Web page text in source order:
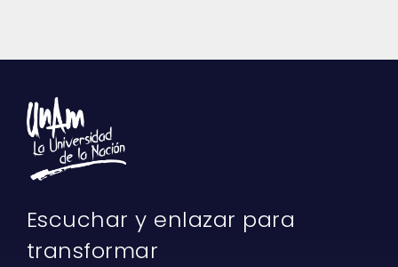
Escuchar y enlazar para
transformar